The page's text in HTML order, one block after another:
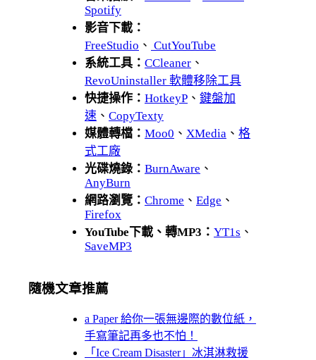
Spotify
影音下載：
FreeStudio 、 CutYouTube
系統工具： CCleaner 、
RevoUninstaller 軟體移除工具
快捷操作： HotkeyP 、 鍵盤加
速 、 CopyTexty
媒體轉檔： Moo0 、 XMedia 、 格
式工廠
光碟燒錄： BurnAware 、
AnyBurn
網路瀏覽： Chrome 、 Edge 、
Firefox
YouTube下載、轉MP3： YT1s 、
SaveMP3
隨機文章推薦
a Paper 給你一張無邊際的數位紙，
手寫筆記再多也不怕！
「Ice Cream Disaster」冰淇淋救援